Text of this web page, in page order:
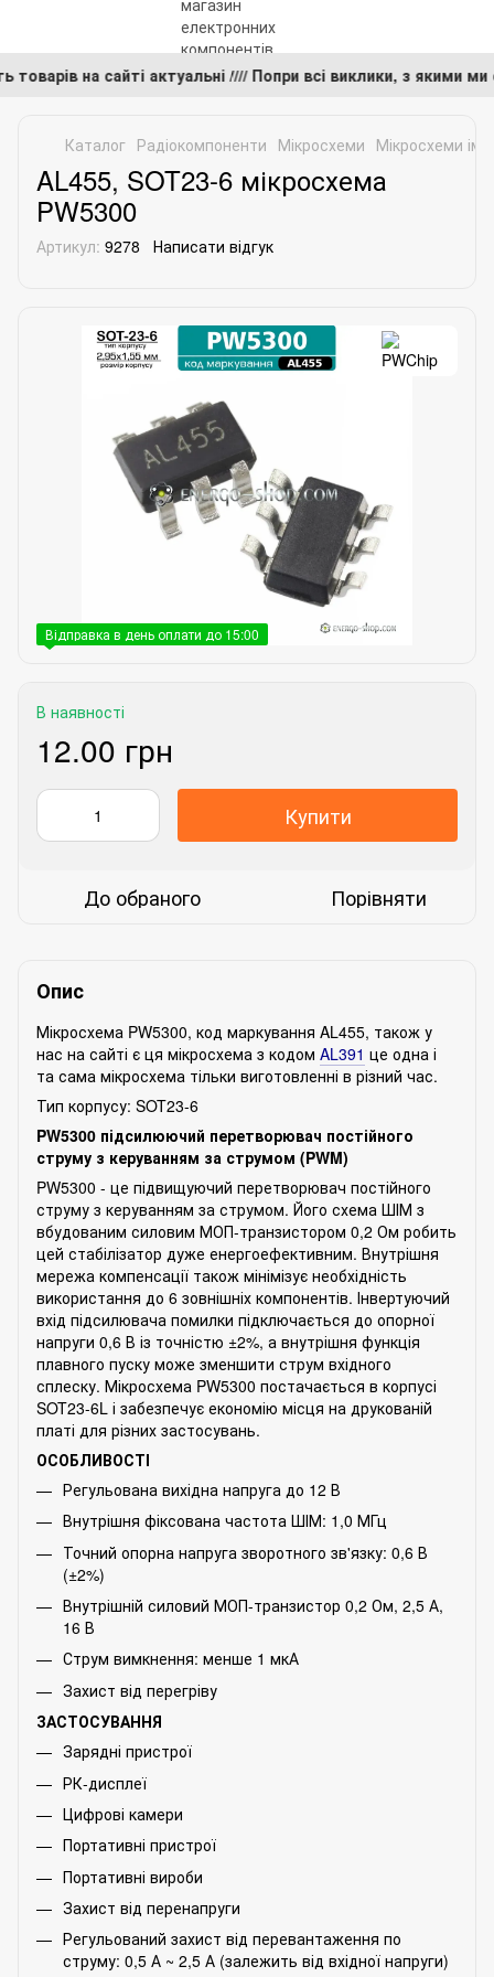
на сайті актуальні //// Попри всі виклики, з
Каталог Радіокомпоненти Мікросхеми Мікросхеми
AL455, SOT23-6 мікросхема
PW5300
Артикул: 9278 Написати відгук
Відправка в день оплати до 15:00
В наявності
12.00 грн
Купити
До обраного Порівняти
Опис
Мікросхема PW5300, код маркування AL455, також у
нас на сайті є ця мікросхема з кодом AL391 це одна і
та сама мікросхема тільки виготовленні в різний час.
Тип корпусу: SOT23-6
PW5300 підсилюючий перетворювач постійного
струму з керуванням за струмом (PWM)
PW5300 - це підвищуючий перетворювач постійного
струму з керуванням за струмом. Його схема ШІМ з
вбудованим силовим МОП-транзистором 0,2 Ом робить
цей стабілізатор дуже енергоефективним. Внутрішня
мережа компенсації також мінімізує необхідність
використання до 6 зовнішніх компонентів. Інвертуючий
вхід підсилювача помилки підключається до опорної
напруги 0,6 В із точністю ±2%, а внутрішня функція
плавного пуску може зменшити струм вхідного
сплеску. Мікросхема PW5300 постачається в корпусі
SOT23-6L і забезпечує економію місця на друкованій
платі для різних застосувань.
ОСОБЛИВОСТІ
Регульована вихідна напруга до 12 В
Внутрішня фіксована частота ШІМ: 1,0 МГц
Точний опорна напруга зворотного зв'язку: 0,6 В
(±2%)
Внутрішній силовий МОП-транзистор 0,2 Ом, 2,5 А,
16 В
Струм вимкнення: менше 1 мкА
Захист від перегріву
ЗАСТОСУВАННЯ
Зарядні пристрої
РК-дисплеї
Цифрові камери
Портативні пристрої
Портативні вироби
Захист від перенапруги
Регульований захист від перевантаження по
струму: 0,5 А ~ 2,5 А (залежить від вхідної напруги)